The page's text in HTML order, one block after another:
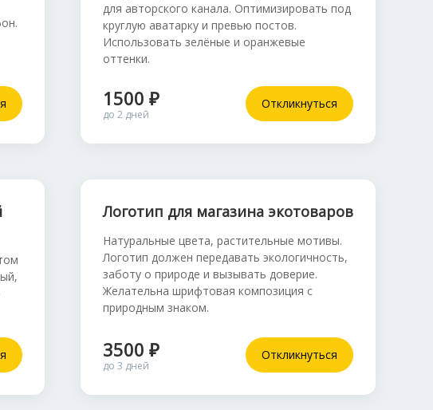
для авторского канала. Оптимизировать под
круглую аватарку и превью постов.
Использовать зелёные и оранжевые
оттенки.
1500 ₽
до 2 дней
Откликнуться
Логотип для магазина экотоваров
Натуральные цвета, растительные мотивы.
Логотип должен передавать экологичность,
заботу о природе и вызывать доверие.
Желательна шрифтовая композиция с
природным знаком.
3500 ₽
до 3 дней
Откликнуться